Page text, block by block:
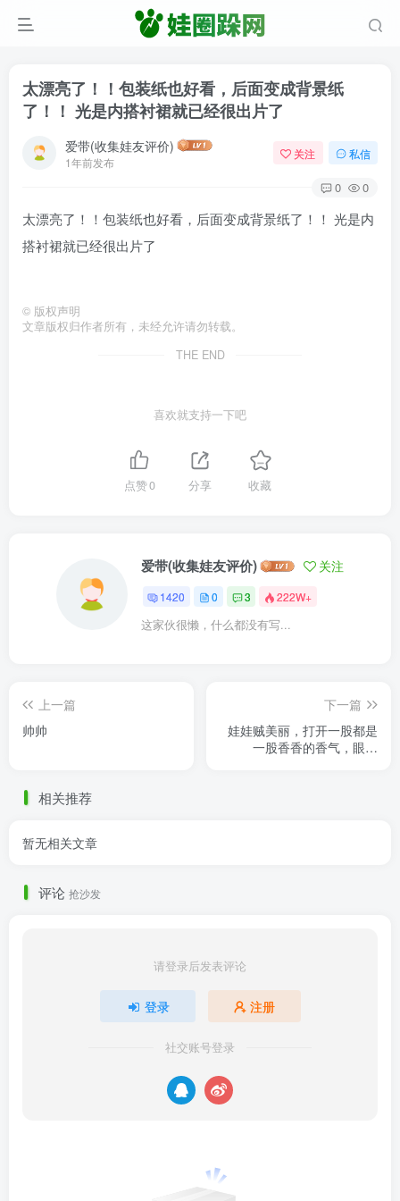
太漂亮了！！包装纸也好看，后面变成背景纸
了！！ 光是内搭衬裙就已经很出片了
爱带(收集娃友评价)
1年前发布
关注 私信
0 0
太漂亮了！！包装纸也好看，后面变成背景纸了！！ 光是内
搭衬裙就已经很出片了
© 版权声明
文章版权归作者所有，未经允许请勿转载。
THE END
喜欢就支持一下吧
点赞0 分享 收藏
爱带(收集娃友评价) 关注
1420 0 3 222W+
这家伙很懒，什么都没有写...
上一篇
帅帅
下一篇
娃娃贼美丽，打开一股都是
一股香香的香气，眼睛
相关推荐
暂无相关文章
评论 抢沙发
请登录后发表评论
登录 注册
社交账号登录